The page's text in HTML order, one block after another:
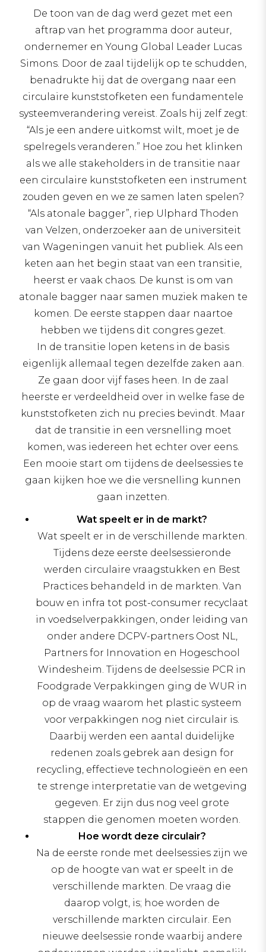
De toon van de dag werd gezet met een
aftrap van het programma door auteur,
ondernemer en Young Global Leader Lucas
Simons. Door de zaal tijdelijk op te schudden,
benadrukte hij dat de overgang naar een
circulaire kunststofketen een fundamentele
systeemverandering vereist. Zoals hij zelf zegt:
“Als je een andere uitkomst wilt, moet je de
spelregels veranderen.” Hoe zou het klinken
als we alle stakeholders in de transitie naar
een circulaire kunststofketen een instrument
zouden geven en we ze samen laten spelen?
“Als atonale bagger”, riep Ulphard Thoden
van Velzen, onderzoeker aan de universiteit
van Wageningen vanuit het publiek. Als een
keten aan het begin staat van een transitie,
heerst er vaak chaos. De kunst is om van
atonale bagger naar samen muziek maken te
komen. De eerste stappen daar naartoe
hebben we tijdens dit congres gezet.
In de transitie lopen ketens in de basis
eigenlijk allemaal tegen dezelfde zaken aan.
Ze gaan door vijf fases heen. In de zaal
heerste er verdeeldheid over in welke fase de
kunststofketen zich nu precies bevindt. Maar
dat de transitie in een versnelling moet
komen, was iedereen het echter over eens.
Een mooie start om tijdens de deelsessies te
gaan kijken hoe we die versnelling kunnen
gaan inzetten.
Wat speelt er in de markt?
Wat speelt er in de verschillende markten.
Tijdens deze eerste deelsessieronde
werden circulaire vraagstukken en Best
Practices behandeld in de markten. Van
bouw en infra tot post-consumer recyclaat
in voedselverpakkingen, onder leiding van
onder andere DCPV-partners Oost NL,
Partners for Innovation en Hogeschool
Windesheim. Tijdens de deelsessie PCR in
Foodgrade Verpakkingen ging de WUR in
op de vraag waarom het plastic systeem
voor verpakkingen nog niet circulair is.
Daarbij werden een aantal duidelijke
redenen zoals gebrek aan design for
recycling, effectieve technologieën en een
te strenge interpretatie van de wetgeving
gegeven. Er zijn dus nog veel grote
stappen die genomen moeten worden.
Hoe wordt deze circulair?
Na de eerste ronde met deelsessies zijn we
op de hoogte van wat er speelt in de
verschillende markten. De vraag die
daarop volgt, is; hoe worden de
verschillende markten circulair. Een
nieuwe deelsessie ronde waarbij andere